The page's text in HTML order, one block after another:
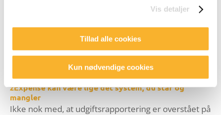
Vis detaljer
Tillad alle cookies
Kun nødvendige cookies
zExpense kan være lige det system, du står og
mangler
Ikke nok med, at udgiftsrapportering er overstået på